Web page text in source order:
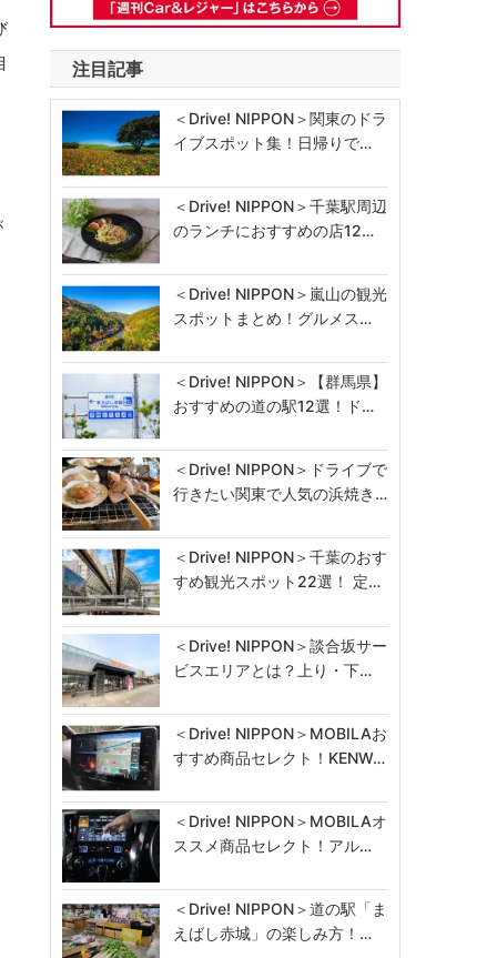
注目記事
＜Drive! NIPPON＞関東のドラ
イブスポット集！日帰りで…
＜Drive! NIPPON＞千葉駅周辺
のランチにおすすめの店12…
＜Drive! NIPPON＞嵐山の観光
スポットまとめ！グルメス…
＜Drive! NIPPON＞【群馬県】
おすすめの道の駅12選！ド…
＜Drive! NIPPON＞ドライブで
行きたい関東で人気の浜焼き…
＜Drive! NIPPON＞千葉のおす
すめ観光スポット22選！ 定…
＜Drive! NIPPON＞談合坂サー
ビスエリアとは？上り・下…
＜Drive! NIPPON＞MOBILAお
すすめ商品セレクト！KENW…
＜Drive! NIPPON＞MOBILAオ
ススメ商品セレクト！アル…
＜Drive! NIPPON＞道の駅「ま
えばし赤城」の楽しみ方！…